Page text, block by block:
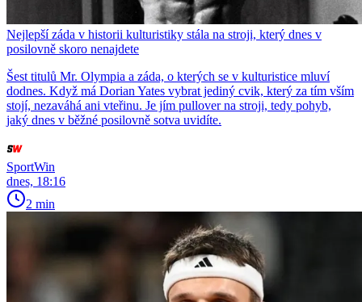
Nejlepší záda v historii kulturistiky stála na stroji, který dnes v
posilovně skoro nenajdete
Šest titulů Mr. Olympia a záda, o kterých se v kulturistice mluví
dodnes. Když má Dorian Yates vybrat jediný cvik, který za tím vším
stojí, nezaváhá ani vteřinu. Je jím pullover na stroji, tedy pohyb,
jaký dnes v běžné posilovně sotva uvidíte.
SportWin
dnes, 18:16
2 min